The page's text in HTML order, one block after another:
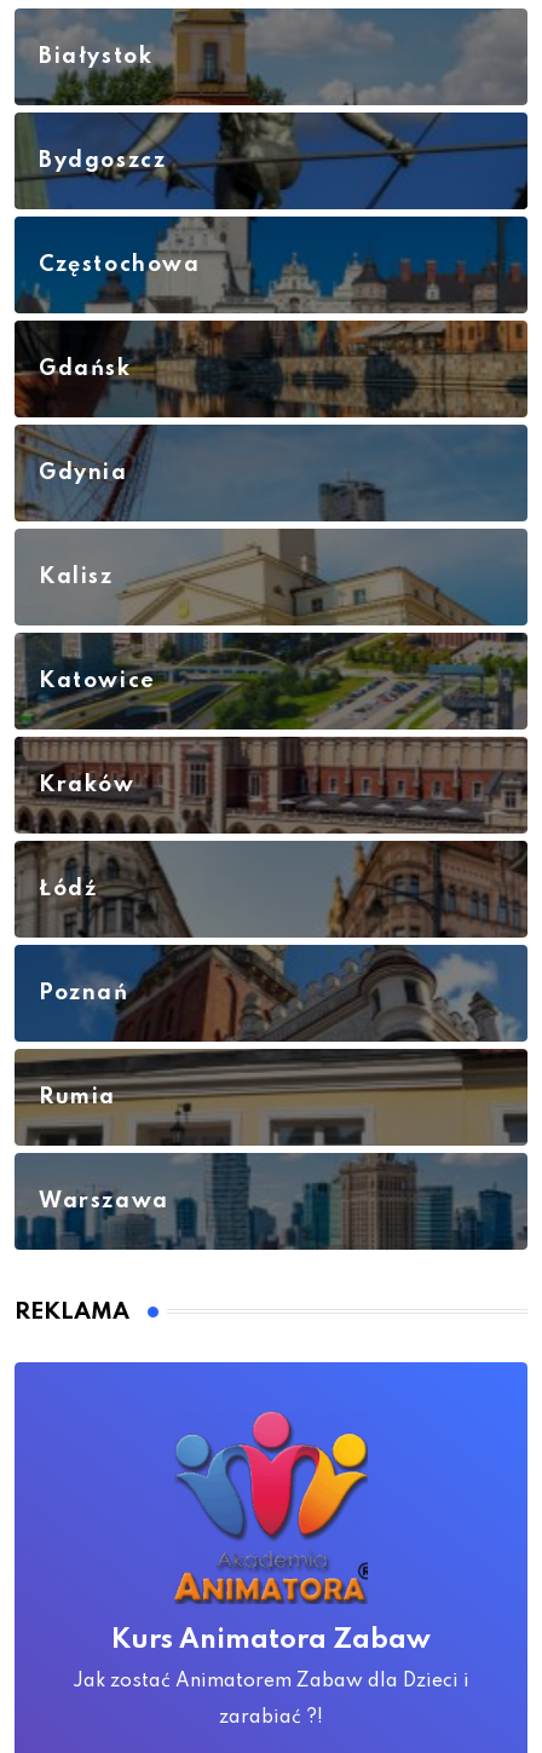
Białystok
Bydgoszcz
Częstochowa
Gdańsk
Gdynia
Kalisz
Katowice
Kraków
Łódź
Poznań
Rumia
Warszawa
REKLAMA
Kurs Animatora Zabaw
Jak zostać Animatorem Zabaw dla Dzieci i
zarabiać ?!